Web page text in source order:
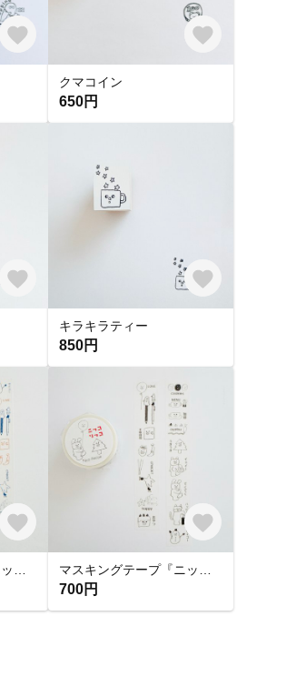
クマコイン
650円
キラキラティー
850円
700円